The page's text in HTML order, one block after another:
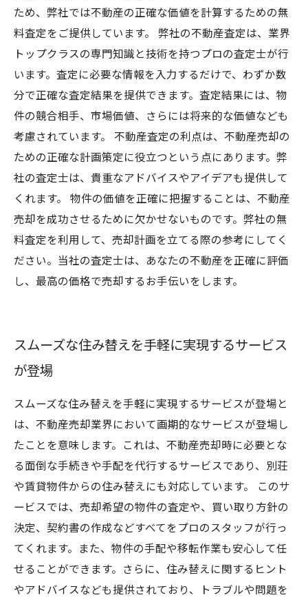
ため、弊社では不動産の正確な価値を計算するための無
料査定をご提供しています。 弊社の不動産査定は、業界
トップクラスの専門知識と技術を持つプロの査定士が行
います。査定に必要な情報を入力するだけで、わずか数
分で正確な査定結果を提供できます。査定結果には、物
件の競合相手、市場価値、さらには将来的な価値なども
考慮されています。 不動産査定の利点は、不動産売却の
ための正確な計画策定に役立つという点にあります。弊
社の査定士は、貴重なアドバイスやアイデアも提供して
くれます。 物件の価値を正確に把握することは、不動産
売却を成功させるために欠かせないものです。弊社の無
料査定を利用して、売却計画を立てる際の参考にしてく
ださい。当社の査定士は、あなたの不動産を正確に評価
し、最高の価格で売却するお手伝いをします。
スムーズな住み替えを手軽に実現するサービス
が登場
スムーズな住み替えを手軽に実現するサービスが登場と
は、不動産売却業界において画期的なサービスが登場し
たことを意味します。これは、不動産売却時に必要とな
る面倒な手続きや手配を代行するサービスであり、別荘
や賃貸物件からの住み替えにも対応しています。 このサ
ービスでは、売却希望の物件の査定や、買い取り方針の
決定、契約書の作成などすべてをプロのスタッフが行っ
てくれます。また、物件の手配や移転作業も安心して任
せることができます。さらに、住み替えに関するヒント
やアドバイスなども提供されており、トラブルや問題を